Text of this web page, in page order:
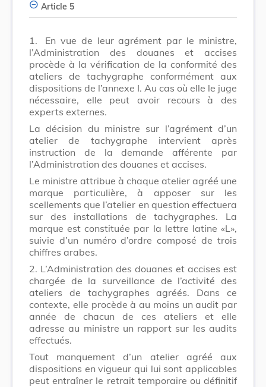
Article 5
1.
En vue de leur agrément par le ministre,
l’Administration des douanes et accises
procède à la vérification de la conformité des
ateliers de tachygraphe conformément aux
dispositions de l’annexe I. Au cas où elle le juge
nécessaire, elle peut avoir recours à des
experts externes.
La décision du ministre sur l’agrément d’un
atelier de tachygraphe intervient après
instruction de la demande afférente par
l’Administration des douanes et accises.
Le ministre attribue à chaque atelier agréé une
marque particulière, à apposer sur les
scellements que l’atelier en question effectuera
sur des installations de tachygraphes. La
marque est constituée par la lettre latine «L»,
suivie d’un numéro d’ordre composé de trois
chiffres arabes.
2. L’Administration des douanes et accises est
chargée de la surveillance de l’activité des
ateliers de tachygraphes agréés. Dans ce
contexte, elle procède à au moins un audit par
année de chacun de ces ateliers et elle
adresse au ministre un rapport sur les audits
effectués.
Tout manquement d’un atelier agréé aux
dispositions en vigueur qui lui sont applicables
peut entraîner le retrait temporaire ou définitif